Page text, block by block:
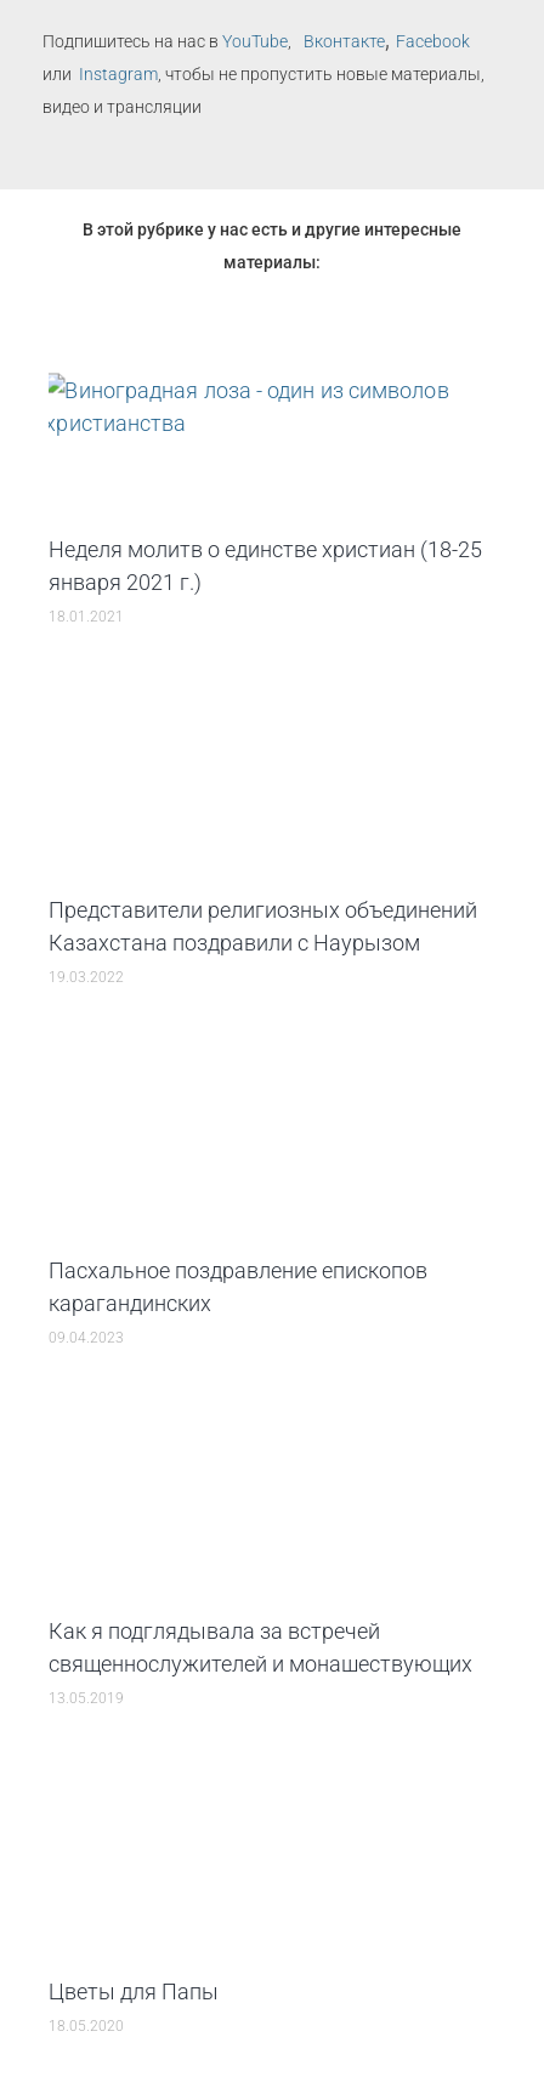
Подпишитесь на нас в YouTube Вконтакте, Facebook
или Instagram , чтобы не пропустить новые материалы,
видео и трансляции
В этой рубрике у нас есть и другие интересные
материалы:
Неделя молитв о единстве христиан (18-25
января 2021 г.)
18.01.2021
Представители религиозных объединений
Казахстана поздравили с Наурызом
19.03.2022
Пасхальное поздравление епископов
карагандинских
09.04.2023
Как я подглядывала за встречей
священнослужителей и монашествующих
13.05.2019
Цветы для Папы
18.05.2020